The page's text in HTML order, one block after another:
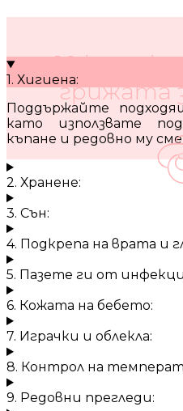
10
грижата
1. Хигиена:
Поддържайте
като използвате
къпане и редовно му
2. Хранене:
3. Сън:
4. Подкрепа на врата и
5. Пазете ги от
6. Кожата на бебето:
7. Играчки и облекла:
8. Контрол на
9. Редовни прегледи: